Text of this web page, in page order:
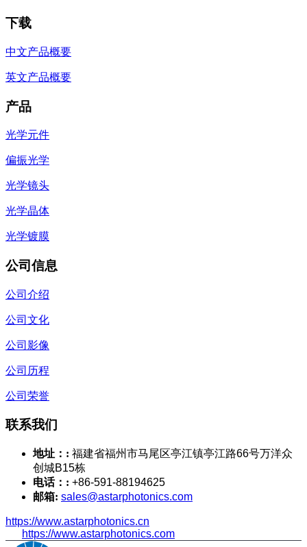
下载
中文产品概要
英文产品概要
产品
光学元件
偏振光学
光学镜头
光学晶体
光学镀膜
公司信息
公司介绍
公司文化
公司影像
公司历程
公司荣誉
联系我们
地址：: 福建省福州市马尾区亭江镇亭江路66号万洋众
创城B15栋
电话：: +86-591-88194625
邮箱: sales@astarphotonics.com
https://www.astarphotonics.cn
https://www.astarphotonics.com